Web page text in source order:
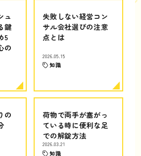
ュ
鍵
5
の
失敗しない経営コン
サル会社選びの注意
点とは
2026.05.15
知識
の
荷物で両手が塞がっ
ている時に便利な足
での解錠方法
2026.03.21
知識